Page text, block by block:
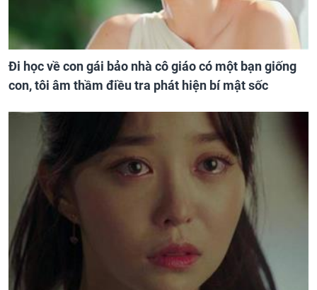
Đi học về con gái bảo nhà cô giáo có một bạn giống
con, tôi âm thầm điều tra phát hiện bí mật sốc